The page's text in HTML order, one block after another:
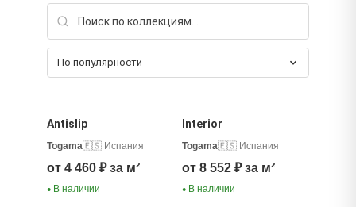
По популярности
Antislip
Togama🇪🇸 Испания
от 4 460 ₽ за м²
● В наличии
Interior
Togama🇪🇸 Испания
от 8 552 ₽ за м²
● В наличии